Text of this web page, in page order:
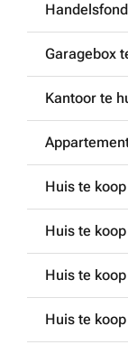
Garagebox
Kantoor te
Huis te
Huis te
Huis te
Huis te